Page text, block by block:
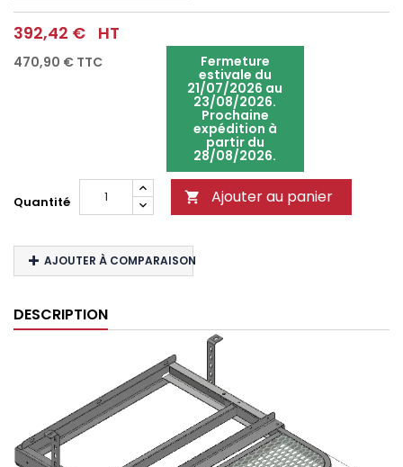
392,42 € HT
470,90 € TTC Fermeture
estivale du
21/07/2026 au
23/08/2026.
Prochaine
expédition à
partir du
28/08/2026.
Quantité  Ajouter au panier
AJOUTER À COMPARAISON
DESCRIPTION